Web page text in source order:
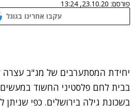
פורסם: 23.10.20, 13:24
עקבו אחרינו בגוגל
נתקלנו בבעיה
יחידת המסתערבים של מג"ב עצרה
בבית לחם פלסטיני החשוד במעשים
בשכונת גילה בירושלים. כפי שניתן